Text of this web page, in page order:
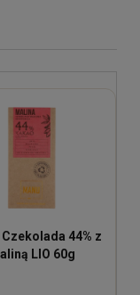
Czekolada 44% z
LIO 60g